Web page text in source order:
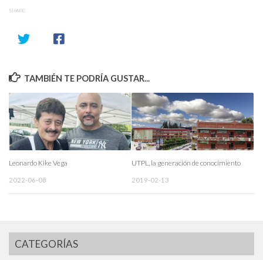
SHARE
TAMBIÉN TE PODRÍA GUSTAR...
Leonardo Kike Vega
2022-06-08
UTPL, la generación de conocimiento
2019-02-13
CATEGORÍAS